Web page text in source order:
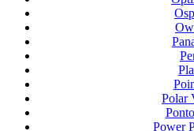
Polar
Power